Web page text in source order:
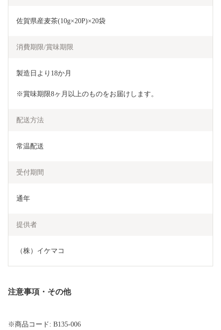
佐賀県産麦茶(10g×20P)×20袋
消費期限/賞味期限
製造日より18か月
※賞味期限8ヶ月以上のものをお届けします。
配送方法
常温配送
受付期間
通年
提供者
（株）イケマコ
注意事項・その他
※商品コード: B135-006